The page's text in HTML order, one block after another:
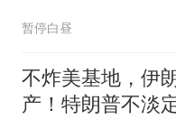
暂停白昼
不炸美基地，伊
产！特朗普不淡